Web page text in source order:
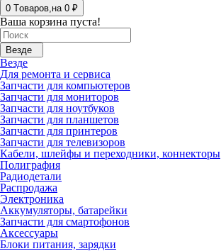
0 Tоваров,на 0 ₽
Ваша корзина пуста!
Везде
Везде
Для ремонта и сервиса
Запчасти для компьютеров
Запчасти для мониторов
Запчасти для ноутбуков
Запчасти для планшетов
Запчасти для принтеров
Запчасти для телевизоров
Кабели, шлейфы и переходники, коннекторы
Полиграфия
Радиодетали
Распродажа
Электроника
Аккумуляторы, батарейки
Запчасти для смартофонов
Аксессуары
Блоки питания, зарядки